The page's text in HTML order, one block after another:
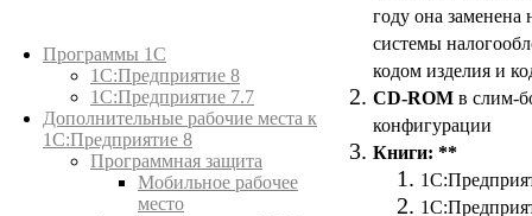
Программы 1С
1С:Предприятие 8
1С:Предприятие 7.7
Дополнительные рабочие места к
1С:Предприятие 8
Программная защита
Мобильное рабочее
место
году она
системы
кодом изделия и
CD-ROM в слим-
конфигурации
Книги: **